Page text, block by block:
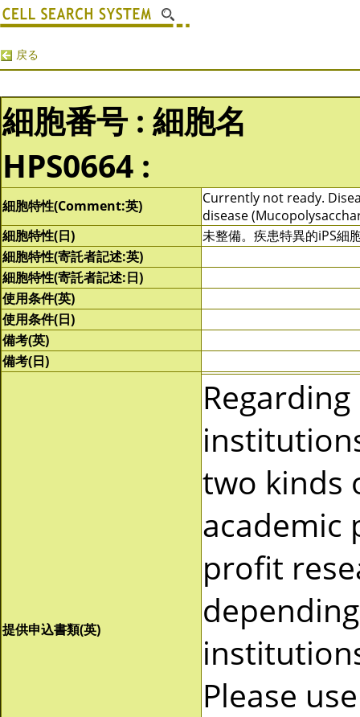
戻る
細胞番号 : 細胞名
HPS0664 :
細胞特性(Comment:英)
Currently not ready.
disease
細胞特性(日)
未整備。疾患特異的iPS細
細胞特性(寄託者記述:英)
細胞特性(寄託者記述:日)
使用条件(英)
使用条件(日)
備考(英)
備考(日)
提供申込書類(英)
two kinds
academic
profit
Please